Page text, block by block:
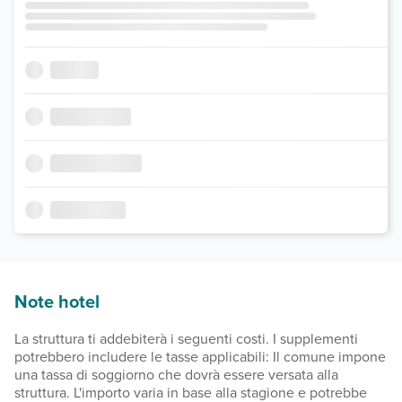
Note hotel
La struttura ti addebiterà i seguenti costi. I supplementi
potrebbero includere le tasse applicabili: Il comune impone
una tassa di soggiorno che dovrà essere versata alla
struttura. L'importo varia in base alla stagione e potrebbe